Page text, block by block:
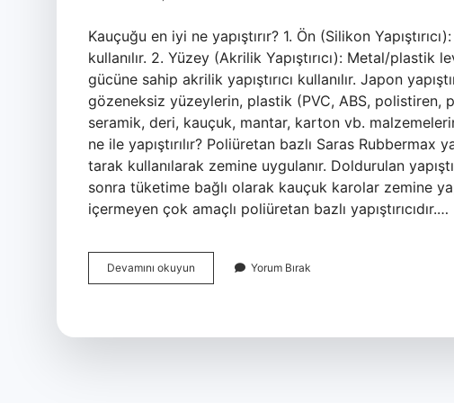
Kauçuğu en iyi ne yapıştırır? 1. Ön (Silikon
kullanılır. 2. Yüzey (Akrilik Yapıştırıcı): Metal/plastik
gücüne sahip akrilik yapıştırıcı kullanılır. Japon
gözeneksiz yüzeylerin, plastik (PVC, ABS, polistiren,
seramik, deri, kauçuk, mantar, karton vb.
ne ile yapıştırılır? Poliüretan bazlı Saras Rubbermax
tarak kullanılarak zemine uygulanır. Doldurulan
sonra tüketime bağlı olarak kauçuk karolar zemine
içermeyen çok amaçlı poliüretan bazlı yapıştırıcıdır.…
Devamını okuyun
Ne
Yorum Bırak